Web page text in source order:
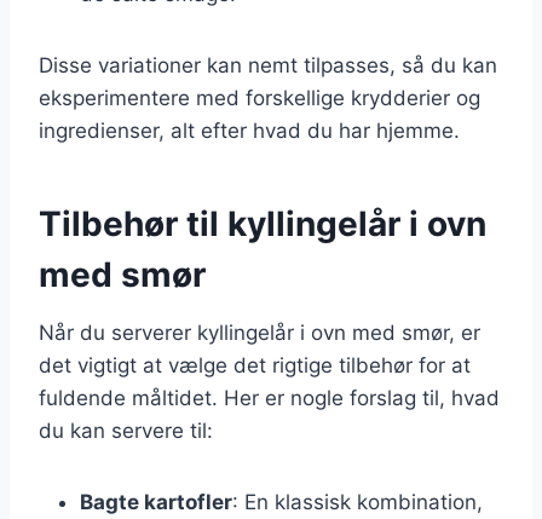
Disse variationer kan nemt tilpasses, så du kan
eksperimentere med forskellige krydderier og
ingredienser, alt efter hvad du har hjemme.
Tilbehør til kyllingelår i ovn
med smør
Når du serverer kyllingelår i ovn med smør, er
det vigtigt at vælge det rigtige tilbehør for at
fuldende måltidet. Her er nogle forslag til, hvad
du kan servere til:
Bagte kartofler: En klassisk kombination,